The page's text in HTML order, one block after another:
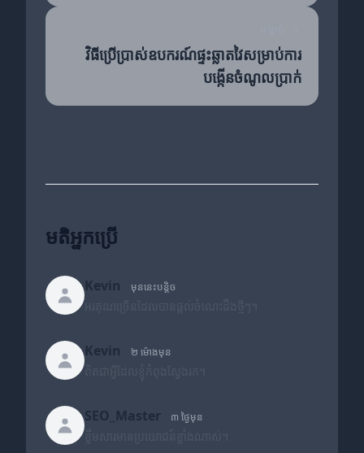
វិធីប្រើប្រាស់ឧបករណ៍ផ្ទះឆ្លាតវៃសម្រាប់ការ
បង្កើនចំណូលប្រាក់
មតិអ្នកប្រើ
Kevin មុននេះបន្តិច
Kevin ២ ម៉ោងមុន
SEO_Master ៣ ថ្ងៃមុន